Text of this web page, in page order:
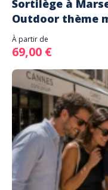
Sortilège à
Outdoor thème
À partir de
69,00 €